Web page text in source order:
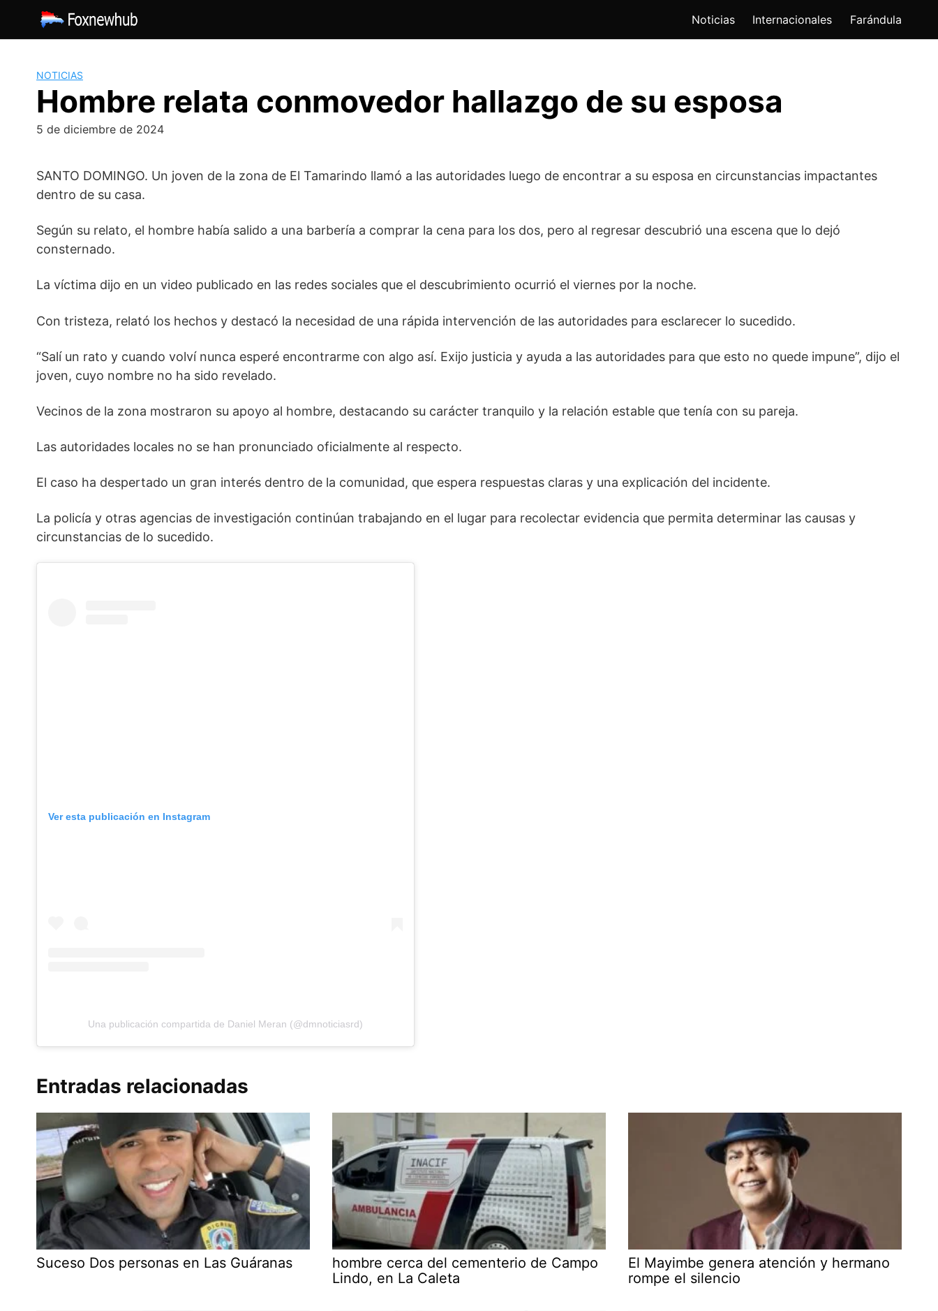
contenido
Noticias Internacionales Farándula
NOTICIAS
Hombre relata conmovedor hallazgo de su esposa
5 de diciembre de 2024
SANTO DOMINGO. Un joven de la zona de El Tamarindo llamó a las autoridades luego de encontrar a su esposa en circunstancias impactantes
dentro de su casa.
Según su relato, el hombre había salido a una barbería a comprar la cena para los dos, pero al regresar descubrió una escena que lo dejó
consternado.
La víctima dijo en un video publicado en las redes sociales que el descubrimiento ocurrió el viernes por la noche.
Con tristeza, relató los hechos y destacó la necesidad de una rápida intervención de las autoridades para esclarecer lo sucedido.
“Salí un rato y cuando volví nunca esperé encontrarme con algo así. Exijo justicia y ayuda a las autoridades para que esto no quede impune”, dijo el
joven, cuyo nombre no ha sido revelado.
Vecinos de la zona mostraron su apoyo al hombre, destacando su carácter tranquilo y la relación estable que tenía con su pareja.
Las autoridades locales no se han pronunciado oficialmente al respecto.
El caso ha despertado un gran interés dentro de la comunidad, que espera respuestas claras y una explicación del incidente.
La policía y otras agencias de investigación continúan trabajando en el lugar para recolectar evidencia que permita determinar las causas y
circunstancias de lo sucedido.
Ver esta publicación en Instagram
Una publicación compartida de Daniel Meran (@dmnoticiasrd)
Entradas relacionadas
Suceso Dos personas en Las Guáranas
hombre cerca del cementerio de Campo
Lindo, en La Caleta
El Mayimbe genera atención y hermano
rompe el silencio